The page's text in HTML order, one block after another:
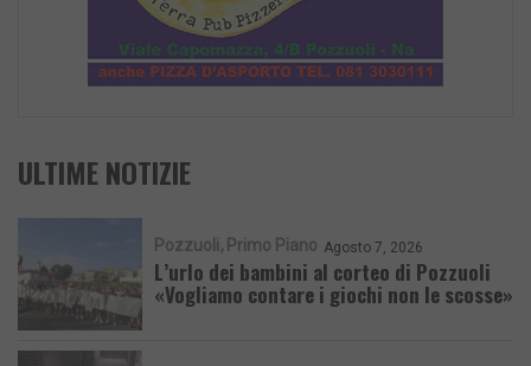
ULTIME NOTIZIE
Pozzuoli Primo Piano Agosto 7, 2026
L’urlo dei bambini al corteo di Pozzuoli
«Vogliamo contare i giochi non le scosse»